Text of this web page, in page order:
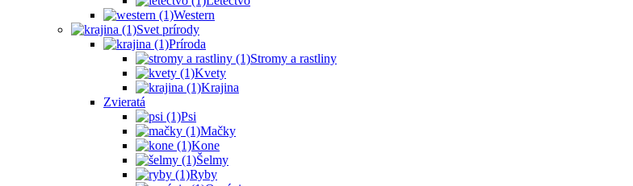
Western
Svet prírody
Príroda
Stromy a rastliny
Kvety
Krajina
Zvieratá
Psi
Mačky
Kone
Šelmy
Ryby